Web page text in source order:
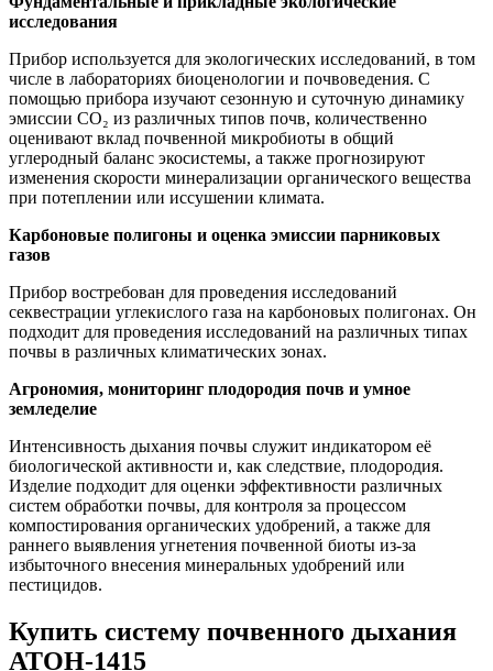
исследования
Прибор используется для экологических исследований, в том
числе в лабораториях биоценологии и почвоведения. С
помощью прибора изучают сезонную и суточную динамику
эмиссии CO₂ из различных типов почв, количественно
оценивают вклад почвенной микробиоты в общий
углеродный баланс экосистемы, а также прогнозируют
изменения скорости минерализации органического вещества
при потеплении или иссушении климата.
Карбоновые полигоны и оценка эмиссии парниковых
газов
Прибор востребован для проведения исследований
секвестрации углекислого газа на карбоновых полигонах. Он
подходит для проведения исследований на различных типах
почвы в различных климатических зонах.
Агрономия, мониторинг плодородия почв и умное
земледелие
Интенсивность дыхания почвы служит индикатором её
биологической активности и, как следствие, плодородия.
Изделие подходит для оценки эффективности различных
систем обработки почвы, для контроля за процессом
компостирования органических удобрений, а также для
раннего выявления угнетения почвенной биоты из-за
избыточного внесения минеральных удобрений или
пестицидов.
Купить систему почвенного дыхания
АТОН-1415